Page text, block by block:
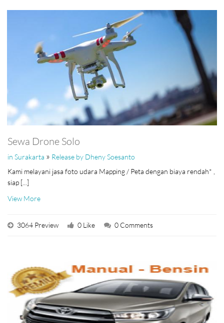
Sewa Drone Solo
in Surakarta » Release by Dheny Soesanto
Kami melayani jasa foto udara Mapping / Peta dengan biaya rendah* ,
siap [...]
View More
3064 Preview 0 Like 0 Comments